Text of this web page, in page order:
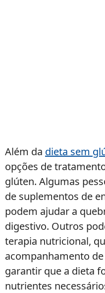
Além da dieta sem
opções de
glúten. Algumas
de suplementos de
podem ajudar a
digestivo. Outros
terapia nutricional,
acompanhamento
garantir que a dieta
nutrientes